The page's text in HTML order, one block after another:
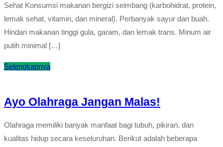
Sehat Konsumsi makanan bergizi seimbang (karbohidrat, protein,
lemak sehat, vitamin, dan mineral). Perbanyak sayur dan buah.
Hindari makanan tinggi gula, garam, dan lemak trans. Minum air
putih minimal […]
Selengkapnya
Ayo Olahraga Jangan Malas!
Olahraga memiliki banyak manfaat bagi tubuh, pikiran, dan
kualitas hidup secara keseluruhan. Berikut adalah beberapa